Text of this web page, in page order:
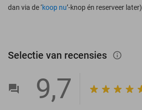
dan via de ‘koop nu’-knop én reserveer later)
Selectie van recensies info_outlined
9,7